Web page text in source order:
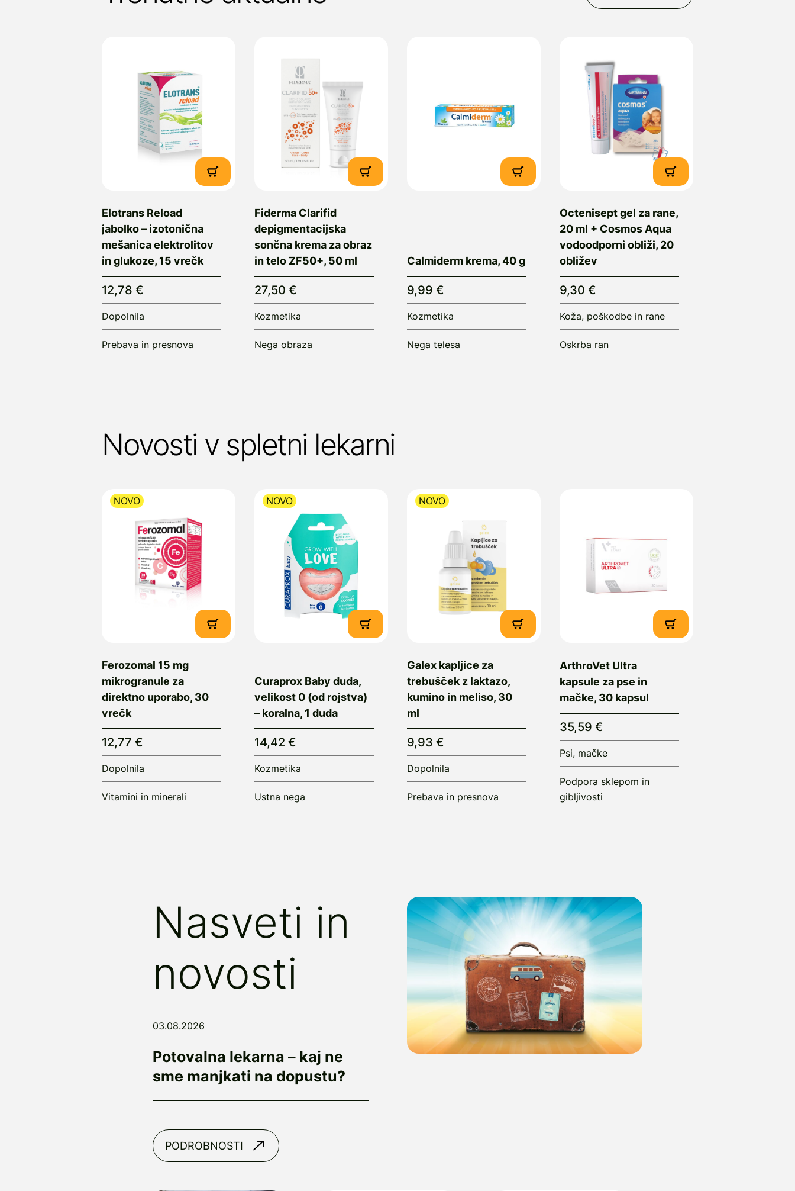
Elotrans Reload
jabolko – izotonična
mešanica elektrolitov
in glukoze, 15 vrečk
12,78 €
Dopolnila
Prebava in presnova
Fiderma Clarifid
depigmentacijska
sončna krema za obraz
in telo ZF50+, 50 ml
27,50 €
Kozmetika
Nega obraza
Calmiderm krema, 40 g
9,99 €
Kozmetika
Nega telesa
Octenisept gel za rane,
20 ml + Cosmos Aqua
vodoodporni obliži, 20
obližev
9,30 €
Koža, poškodbe in rane
Oskrba ran
Novosti v spletni lekarni
NOVO
Ferozomal 15 mg
mikrogranule za
direktno uporabo, 30
vrečk
12,77 €
Dopolnila
Vitamini in minerali
NOVO
Curaprox Baby duda,
velikost 0 (od rojstva)
– koralna, 1 duda
14,42 €
Kozmetika
Ustna nega
NOVO
Galex kapljice za
trebušček z laktazo,
kumino in meliso, 30
ml
9,93 €
Dopolnila
Prebava in presnova
ArthroVet Ultra
kapsule za pse in
mačke, 30 kapsul
35,59 €
Psi, mačke
Podpora sklepom in
gibljivosti
Nasveti in
novosti
03.08.2026
Potovalna lekarna – kaj ne
sme manjkati na dopustu?
PODROBNOSTI